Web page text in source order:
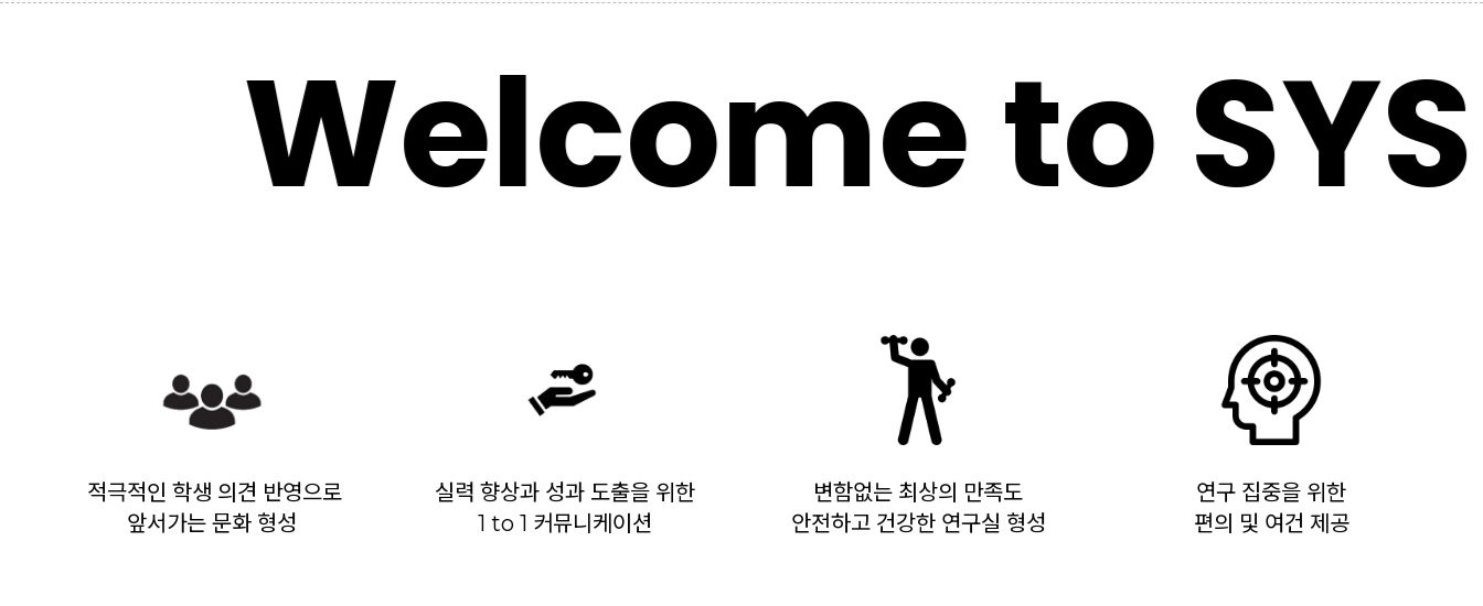
Welcome to SYS
적극적인 학생 의견 반영으로
앞서가는 문화 형성
실력 향상과 성과 도출을 위한
1 to 1 커뮤니케이션
변함없는 최상의 만족도
안전하고 건강한 연구실 형성
연구 집중을 위한
편의 및 여건 제공